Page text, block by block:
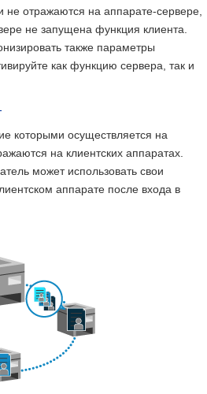
не отражаются на аппарате-сервере,
не запущена функция клиента.
также параметры
как функцию сервера, так и
которыми осуществляется на
на клиентских аппаратах.
может использовать свои
аппарате после входа в